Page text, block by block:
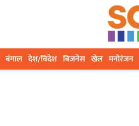
बंगाल देश/विदेश बिजनेस खेल मनोरंजन